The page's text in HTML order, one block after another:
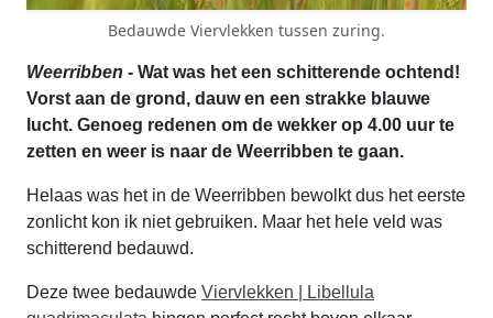
Bedauwde Viervlekken tussen zuring.
Weerribben - Wat was het een schitterende ochtend!
Vorst aan de grond, dauw en een strakke blauwe
lucht. Genoeg redenen om de wekker op 4.00 uur te
zetten en weer is naar de Weerribben te gaan.
Helaas was het in de Weerribben bewolkt dus het eerste
zonlicht kon ik niet gebruiken. Maar het hele veld was
schitterend bedauwd.
Deze twee bedauwde Viervlekken | Libellula